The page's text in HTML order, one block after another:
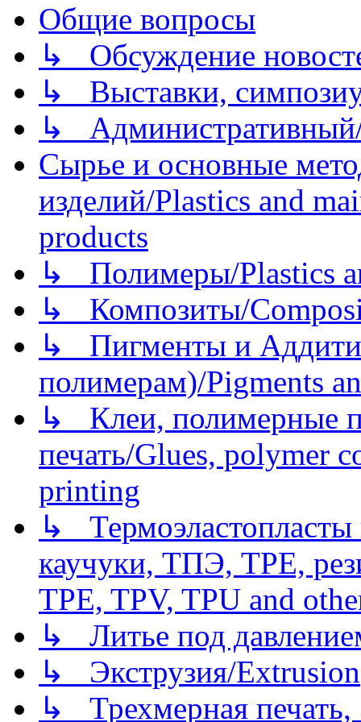
Общие вопросы
↳ Обсуждение
↳ Выставки,
↳
Сырье и основные
изделий/Plastics and
products
↳ Полимеры/Plastics
↳ Композиты/
↳ Пигменты и
полимерам)/Pigments
↳ Клеи, полимерные
печать/Glues, polymer
printing
↳
каучуки, ТПЭ, TPE,
TPE, TPV, TPU and
↳ Литье под
↳ Экструзия/Extrusion
↳ Трехмерная